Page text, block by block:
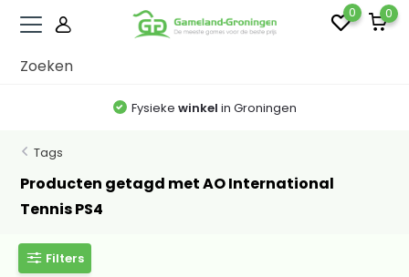
0 0
Fysieke winkel in Groningen
Tags
Producten getagd met AO International
Tennis PS4
Filters